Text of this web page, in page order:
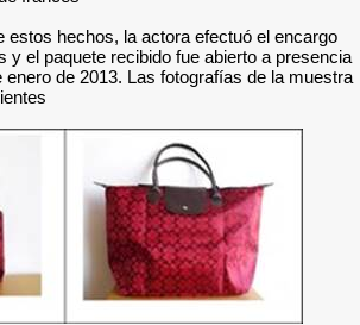
Para la acreditación de
de uno de estos bolsos y
notarial en fecha 15 de